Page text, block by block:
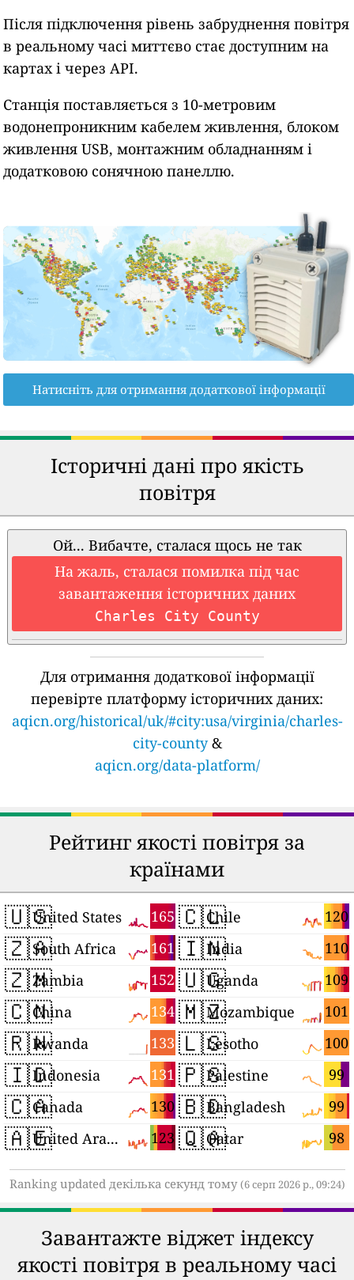
Після підключення рівень забруднення повітря
в реальному часі миттєво стає доступним на
картах і через API.
Станція поставляється з 10-метровим
водонепроникним кабелем живлення, блоком
живлення USB, монтажним обладнанням і
додатковою сонячною панеллю.
Натисніть для отримання додаткової інформації
Історичні дані про якість
повітря
Ой... Вибачте, сталася щось не так
На жаль, сталася помилка під час
завантаження історичних даних
Charles City County
Для отримання додаткової інформації
перевірте платформу історичних даних:
aqicn.org/historical/uk/#city:usa/virginia/charles-
city-county&
aqicn.org/data-platform/
Рейтинг якості повітря за
країнами
🇺🇸 165
United States
🇿🇦 161
South Africa
🇿🇲 152
Zambia
🇨🇳 134
China
🇷🇼 133
Rwanda
🇮🇩 131
Indonesia
🇨🇦 130
Canada
🇦🇪 123
United Arab Emirates
🇨🇱 120
Chile
🇮🇳 110
India
🇺🇬 109
Uganda
🇲🇿 101
Mozambique
🇱🇸 100
Lesotho
🇵🇸 99
Palestine
🇧🇩 99
Bangladesh
🇶🇦 98
Qatar
Ranking updated декілька секунд тому(6 серп 2026 р., 09:24)
Завантажте віджет індексу
якості повітря в реальному часі